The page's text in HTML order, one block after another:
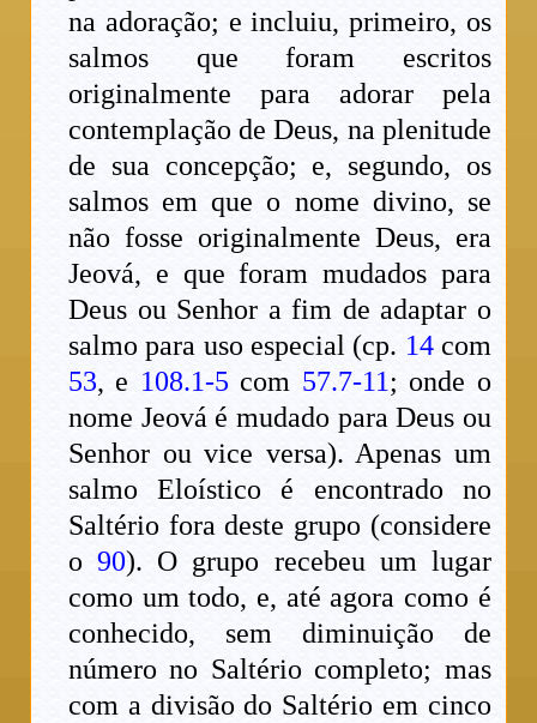
na adoração; e incluiu, primeiro, os
salmos que foram escritos
originalmente para adorar pela
contemplação de Deus, na plenitude
de sua concepção; e, segundo, os
salmos em que o nome divino, se
não fosse originalmente Deus, era
Jeová, e que foram mudados para
Deus ou Senhor a fim de adaptar o
salmo para uso especial (cp. 14com
53, e 108.1-5 com 57.7-11; onde o
nome Jeová é mudado para Deus ou
Senhor ou vice versa). Apenas um
salmo Eloístico é encontrado no
Saltério fora deste grupo (considere
o90). O grupo recebeu um lugar
como um todo, e, até agora como é
conhecido, sem diminuição de
número no Saltério completo; mas
com a divisão do Saltério em cinco